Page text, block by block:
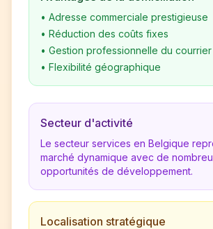
• Adresse commerciale prestigieuse
• Réduction des coûts fixes
• Gestion professionnelle du courrier
• Flexibilité géographique
Secteur d'activité
Le secteur services en Belgique
marché dynamique avec de
opportunités de développement.
Localisation stratégique